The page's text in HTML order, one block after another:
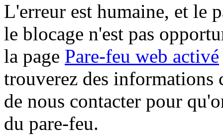
L'erreur est humaine, et le
le blocage n'est pas
la page Pare-feu web activé
trouverez des informations
de nous contacter pour
du pare-feu.